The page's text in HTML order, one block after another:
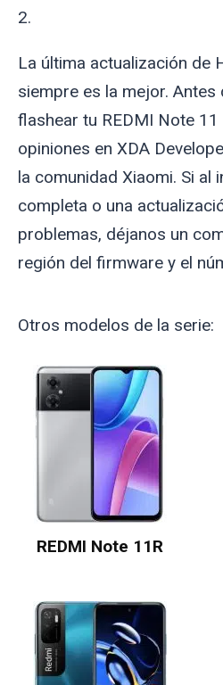
2.
La última actualización de
siempre es la mejor. Antes
flashear tu REDMI Note 11
opiniones en XDA
la comunidad Xiaomi. Si al
completa o una
problemas, déjanos un
región del firmware y el
Otros modelos de la serie:
REDMI Note 11R